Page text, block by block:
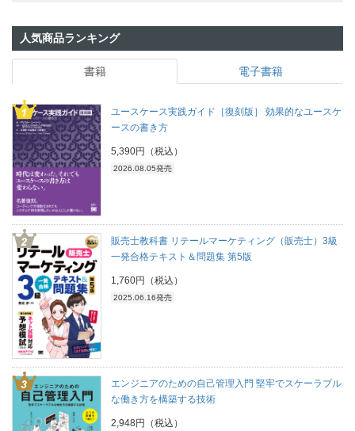
人気商品ランキング
書籍 電子書籍
ユースケース実践ガイド［復刻版］ 効果的なユースケ
ースの書き方
5,390円（税込）
2026.08.05発売
販売士教科書 リテールマーケティング（販売士）3級
一発合格テキスト＆問題集 第5版
1,760円（税込）
2025.06.16発売
エンジニアのための自己管理入門 堅牢でスケーラブル
な働き方を構築する技術
2,948円（税込）